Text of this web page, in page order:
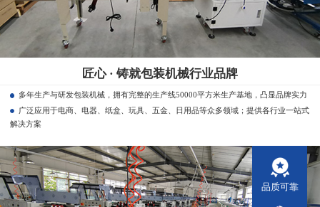
匠心 · 铸就包装机械行业品牌
多年生产与研发包装机械，拥有完整的生产线50000平方米生产基地，凸显品牌实力
广泛应用于电商、电器、纸盒、玩具、五金、日用品等众多领域；提供各行业一站式
解决方案
品质可靠